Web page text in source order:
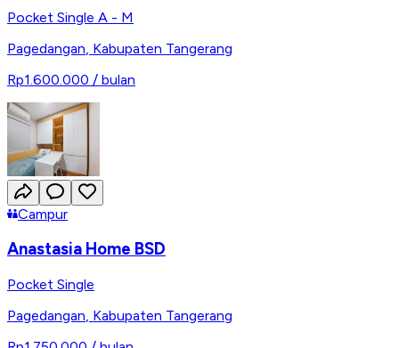
Pocket Single A - M
Pagedangan Kabupaten Tangerang
Rp1.600.000 / bulan
Campur
Anastasia Home BSD
Pocket Single
Pagedangan, Kabupaten Tangerang